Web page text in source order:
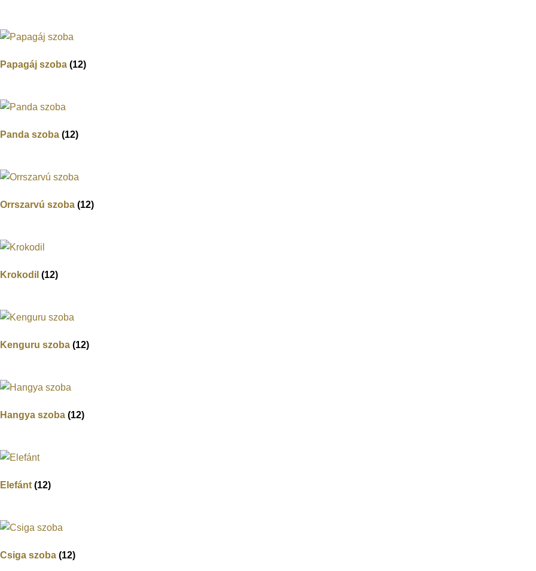
Papagáj szoba (12)
Panda szoba (12)
Orrszarvú szoba (12)
Krokodil (12)
Kenguru szoba (12)
Hangya szoba (12)
Elefánt (12)
Csiga szoba (12)